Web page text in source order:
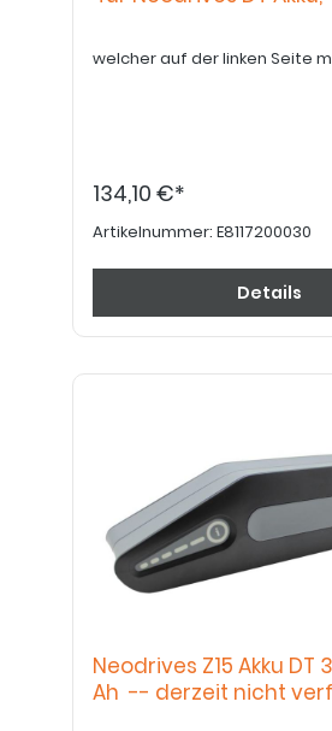
welcher auf der linken Seite
134,10 €*
Artikelnummer: E8117200030
Details
Neodrives Z15 Akku DT
Ah -- derzeit nicht